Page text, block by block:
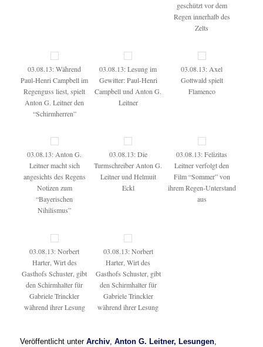
geschützt vor dem
Regen innerhalb des
Zelts
03.08.13: Während
Paul-Henri Campbell im
Regenguss liest, spielt
Anton G. Leitner den
“Schirmherren”
03.08.13: Lesung im
Gewitter: Paul-Henri
Campbell und Anton G.
Leitner
03.08.13: Axel
Gottwald spielt
Flamenco
03.08.13: Anton G.
Leitner macht sich
angesichts des Regens
Notizen zum
“Bayerischen
Nihilismus”
03.08.13: Die
Turmschreiber Anton G.
Leitner und Helmuit
Eckl
03.08.13: Felizitas
Leitner verfolgt den
Film “Sommer” von
ihrem Regen-Unterstand
aus
03.08.13: Norbert
Harter, Wirt des
Gasthofs Schuster, gibt
den Schirmhalter für
Gabriele Trinckler
während ihrer Lesung
03.08.13: Norbert
Harter, Wirt des
Gasthofs Schuster, gibt
den Schirmhalter für
Gabriele Trinckler
während ihrer Lesung
Veröffentlicht unter Archiv,Anton G. Leitner, Lesungen,